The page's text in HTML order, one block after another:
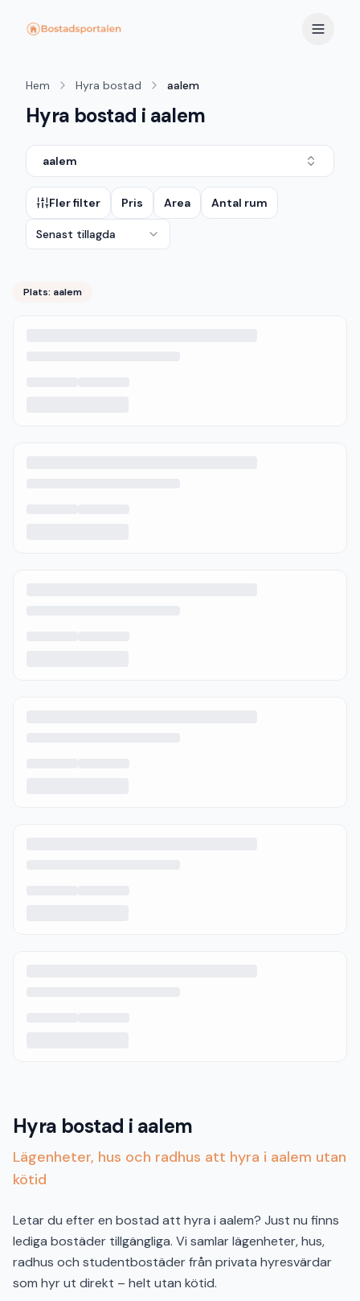
Hem Hyra bostad aalem
Hyra bostad i aalem
aalem
Fler filter Pris Area Antal rum
Senast tillagda
Plats: aalem
Hyra bostad i aalem
Lägenheter, hus och radhus att hyra i aalem utan
kötid
Letar du efter en bostad att hyra i aalem? Just nu finns
lediga bostäder tillgängliga. Vi samlar lägenheter, hus,
radhus och studentbostäder från privata hyresvärdar
som hyr ut direkt – helt utan kötid.